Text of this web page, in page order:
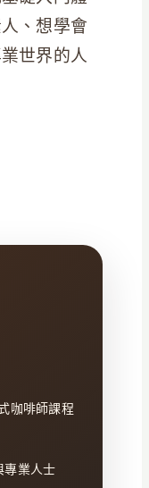
、想學會
世界的人
咖啡師課程
專業人士